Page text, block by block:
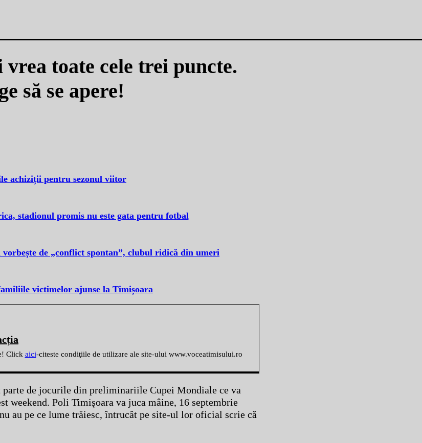
toate cele trei puncte.
să se apere!
achiziții pentru sezonul viitor
stadionul promis nu este gata pentru fotbal
de „conflict spontan”, clubul ridică din umeri
victimelor ajunse la Timișoara
Click aici-citeste condiţiile de utilizare ale site-ului www.voceatimisului.ro
parte de jocurile din preliminariile Cupei Mondiale ce va
Poli Timişoara va juca mâine, 16 septembrie
au pe ce lume trăiesc, întrucât pe site-ul lor oficial scrie că